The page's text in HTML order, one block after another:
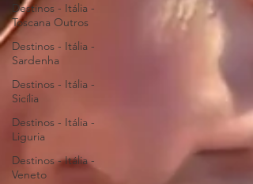
Destinos - Itália -
Toscana Outros
Destinos - Itália -
Sardenha
Destinos - Itália -
Sicília
Destinos - Itália -
Liguria
Destinos - Itália -
Veneto